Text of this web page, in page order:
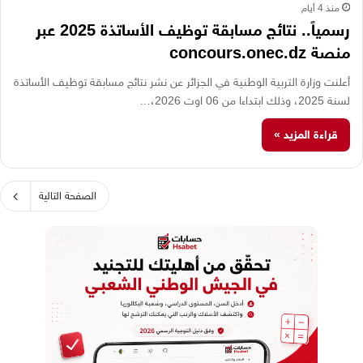
منذ 4 أيام
رسمياً.. نتائج مسابقة توظيف الأساتذة 2025 عبر
منصة concours.onec.dz
أعلنت وزارة التربية الوطنية في الجزائر عن نشر نتائج مسابقة توظيف الأساتذة
لسنة 2025، وذلك ابتداءا من 06 اوت 2026،…
قراءة المزيد »
الصفحة التالية